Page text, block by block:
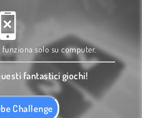
Challenge
solo su computer.
fantastici giochi!